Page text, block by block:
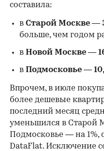
составила:
в Старой Москве —
больше, чем годом
в Новой Москве —
в Подмосковье —
Впрочем, в июле
более дешевые
последний месяц
уменьшился в Старой
Подмосковье — на 1%,
DataFlat. Исключение